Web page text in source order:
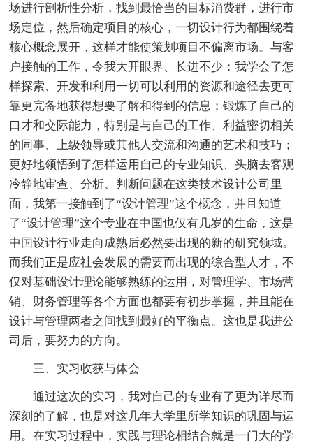
场进行剖析性分析，找到最恰当的目标消费群，进行市
场定位，然后确定项目的核心，一切设计行为都围绕着
核心概念展开，这样才能使策划项目不偏离市场。与客
户接触的工作，令我大开眼界、长进不少：我学会了怎
样探索、开发和利用一切可以利用的资源和途径去更可
靠更完备地获得想要了解和得到的信息；锻炼了自己的
口才和交际能力，特别是与自己的工作、利益密切相关
的同事、上级领导或其他人交流和沟通的艺术和技巧；
更好地领悟到了怎样运用自己的专业知识、头脑去客观
冷静地审查、分析、判断问题在这类技术设计公司里
面，我第一接触到了“设计管理”这个概念，并且知道
了“设计管理”这个专业在中国也仅有几岁的生命，这是
中国设计行业走向成熟后必然要出现的新的研究领域。
而我们正是应社会发展的需要而出现的综合型人才，不
仅对基础设计理论能够熟练的运用，对管理学、市场营
销、财务管理等各个方面也都要有初步掌握，并且能在
设计与管理两者之间找到最好的平衡点。这也是我进公
司后，要努力的方向。
三、实习收获与体会
通过这次的实习，我对自己的专业有了更为详尽而
深刻的了解，也是对这几年大学里所学知识的巩固与运
用。在实习过程中，实践与理论相结合就是一门大的学